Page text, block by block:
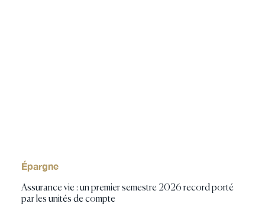
Épargne
Assurance vie : un premier semestre 2026 record porté
par les unités de compte